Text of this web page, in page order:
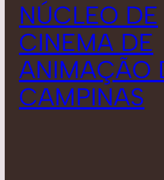
NÚCLEO DE
CINEMA DE
ANIMAÇÃO
CAMPINAS